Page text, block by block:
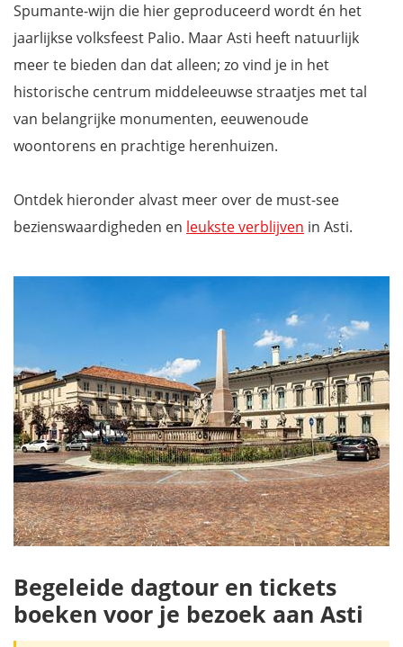
Spumante-wijn die hier geproduceerd wordt én het
jaarlijkse volksfeest Palio. Maar Asti heeft natuurlijk
meer te bieden dan dat alleen; zo vind je in het
historische centrum middeleeuwse straatjes met tal
van belangrijke monumenten, eeuwenoude
woontorens en prachtige herenhuizen.
Ontdek hieronder alvast meer over de must-see
bezienswaardigheden en leukste verblijven in Asti.
Begeleide dagtour en tickets
boeken voor je bezoek aan Asti